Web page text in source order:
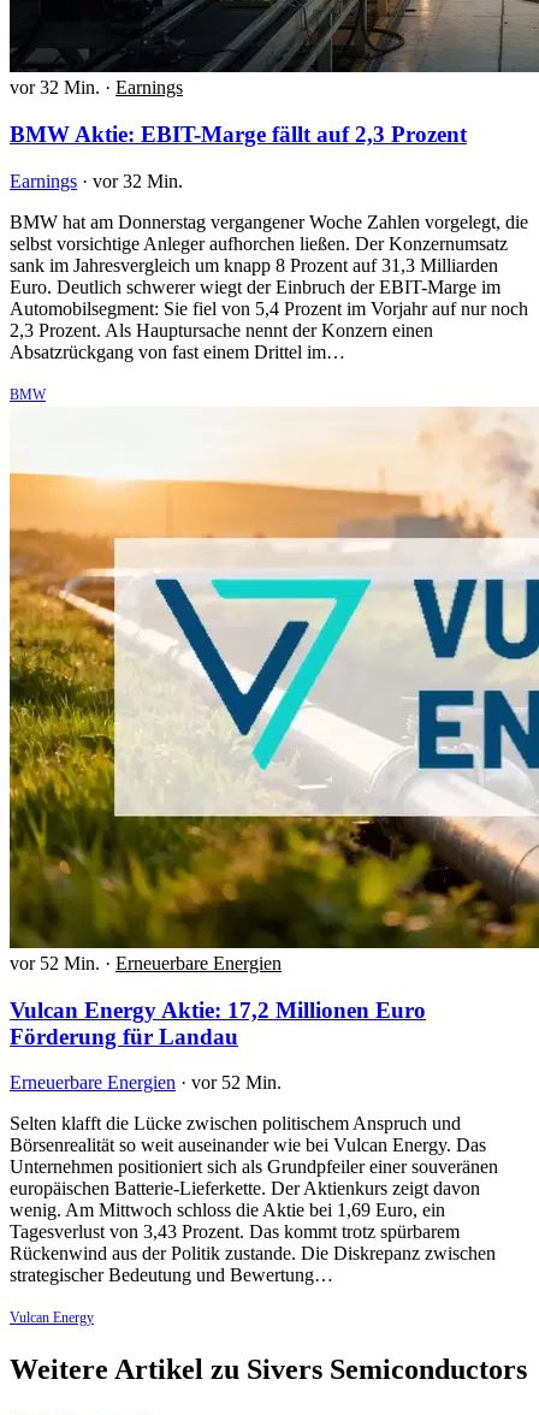
vor 32 Min. · Earnings
BMW Aktie: EBIT-Marge fällt auf 2,3 Prozent
Earnings · vor 32 Min.
BMW hat am Donnerstag vergangener Woche Zahlen vorgelegt, die
selbst vorsichtige Anleger aufhorchen ließen. Der Konzernumsatz
sank im Jahresvergleich um knapp 8 Prozent auf 31,3 Milliarden
Euro. Deutlich schwerer wiegt der Einbruch der EBIT-Marge im
Automobilsegment: Sie fiel von 5,4 Prozent im Vorjahr auf nur noch
2,3 Prozent. Als Hauptursache nennt der Konzern einen
Absatzrückgang von fast einem Drittel im…
BMW
vor 52 Min. · Erneuerbare Energien
Vulcan Energy Aktie: 17,2 Millionen Euro
Förderung für Landau
Erneuerbare Energien · vor 52 Min.
Selten klafft die Lücke zwischen politischem Anspruch und
Börsenrealität so weit auseinander wie bei Vulcan Energy. Das
Unternehmen positioniert sich als Grundpfeiler einer souveränen
europäischen Batterie-Lieferkette. Der Aktienkurs zeigt davon
wenig. Am Mittwoch schloss die Aktie bei 1,69 Euro, ein
Tagesverlust von 3,43 Prozent. Das kommt trotz spürbarem
Rückenwind aus der Politik zustande. Die Diskrepanz zwischen
strategischer Bedeutung und Bewertung…
Vulcan Energy
Weitere Artikel zu Sivers Semiconductors